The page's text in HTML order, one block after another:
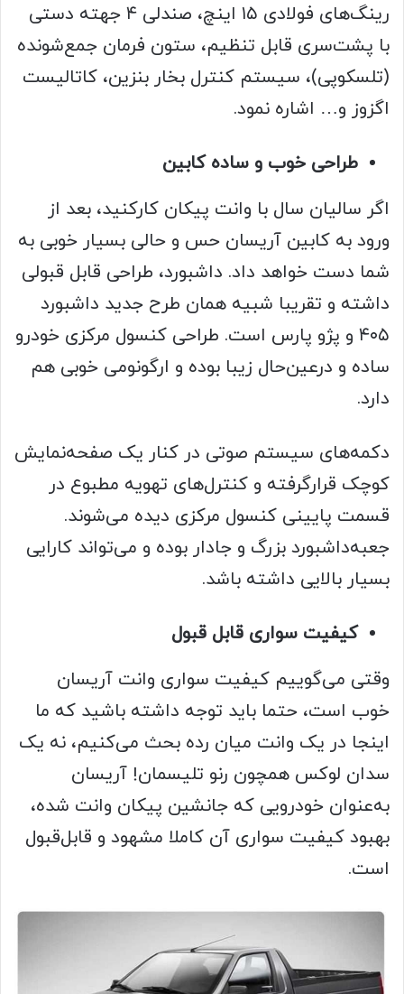
رینگ‌های فولادی ۱۵ اینچ، صندلی ۴ جهته دستی
با پشت‌سری قابل تنظیم، ستون فرمان جمع‌شونده
(تلسکوپی)، سیستم کنترل بخار بنزین، کاتالیست
اگزوز و… اشاره نمود.
طراحی خوب و ساده کابین
اگر سالیان سال با وانت پیکان کارکنید، بعد از
ورود به کابین آریسان حس و حالی بسیار خوبی به
شما دست خواهد داد. داشبورد، طراحی قابل قبولی
داشته و تقریبا شبیه همان طرح جدید داشبورد
۴۰۵ و پژو پارس است. طراحی کنسول مرکزی خودرو
ساده و درعین‌حال زیبا بوده و ارگونومی خوبی هم
دارد.
دکمه‌های سیستم صوتی در کنار یک صفحه‌نمایش
کوچک قرارگرفته و کنترل‌های تهویه مطبوع در
قسمت پایینی کنسول مرکزی دیده می‌شوند.
جعبه‌داشبورد بزرگ و جادار بوده و می‌تواند کارایی
بسیار بالایی داشته باشد.
کیفیت سواری قابل قبول
وقتی می‌گوییم کیفیت سواری وانت آریسان
خوب است، حتما باید توجه داشته باشید که ما
اینجا در یک وانت‌ میان‌ رده بحث می‌کنیم، نه یک
سدان لوکس همچون رنو تلیسمان! آریسان
به‌عنوان خودرویی که جانشین پیکان وانت شده،
بهبود کیفیت سواری آن کاملا مشهود و قابل‌قبول
است.